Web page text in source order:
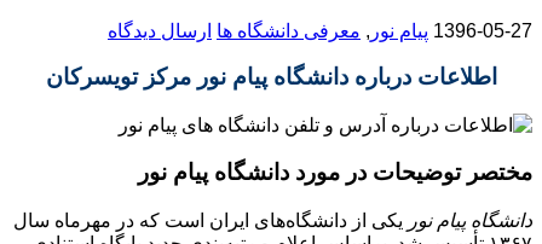
1396-05-27 پیام نور , معرفی دانشگاه ها ارسال دیدگاه
اطلاعات درباره دانشگاه پیام نور مرکز تویسرکان
مختصر توضیحات در مورد دانشگاه پیام نور
دانشگاه پیام نور یکی از دانشگاه‌های ایران است که در مهرماه سال